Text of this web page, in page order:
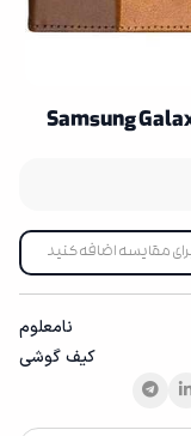
مقایسه اضافه کنید
نامعلوم
کیف گوشی